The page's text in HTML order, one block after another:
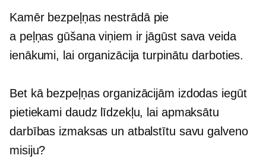
Kamēr bezpeļņasnestrādā pie
a peļņas gūšanaviņiem ir jāgūst sava veida
ienākumi, lai organizācija turpinātu darboties.
Bet kā bezpeļņas organizācijām izdodas iegūt
pietiekami daudz līdzekļu, lai apmaksātu
darbības izmaksas un atbalstītu savu galveno
misiju?